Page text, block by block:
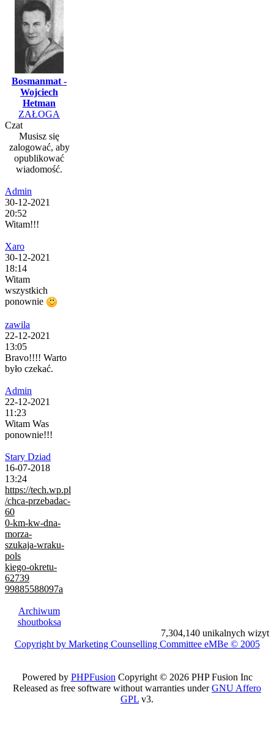
Bosmanmat -
Wojciech
Hetman
ZAŁOGA
Czat
Musisz się
zalogować, aby
opublikować
wiadomość.
Admin
30-12-2021
20:52
Witam!!!
Xaro
30-12-2021
18:14
Witam
wszystkich
ponownie
zawila
22-12-2021
13:05
Bravo!!!! Warto
było czekać.
Admin
22-12-2021
11:23
Witam Was
ponownie!!!
Stary Dziad
16-07-2018
13:24
https://tech.wp.pl
/chca-przebadac-
60
0-km-kw-dna-
morza-
szukaja-wraku-
pols
kiego-okretu-
62739
99885588097a
Archiwum
shoutboksa
7,304,140 unikalnych wizyt
Copyright by Marketing Counselling Committee eMBe © 2005
Powered by PHPFusion Copyright © 2026 PHP Fusion Inc
Released as free software without warranties underGNU Affero
GPL v3.